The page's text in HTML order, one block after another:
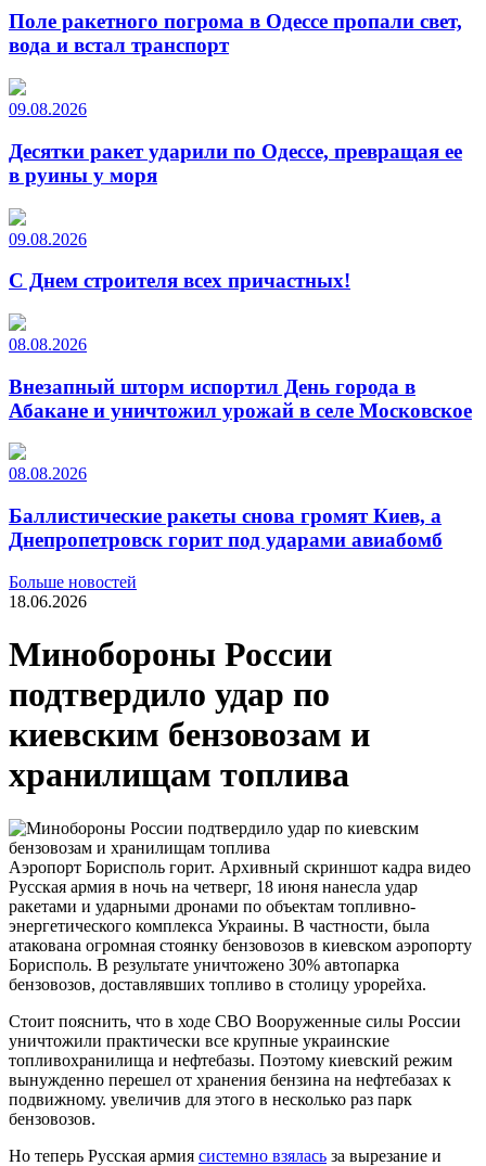
Поле ракетного погрома в Одессе пропали свет,
вода и встал транспорт
09.08.2026
Десятки ракет ударили по Одессе, превращая ее
в руины у моря
09.08.2026
С Днем строителя всех причастных!
08.08.2026
Внезапный шторм испортил День города в
Абакане и уничтожил урожай в селе Московское
08.08.2026
Баллистические ракеты снова громят Киев, а
Днепропетровск горит под ударами авиабомб
Больше новостей
18.06.2026
Минобороны России
подтвердило удар по
киевским бензовозам и
хранилищам топлива
Аэропорт Борисполь горит. Архивный скриншот кадра видео
Русская армия в ночь на четверг, 18 июня нанесла удар
ракетами и ударными дронами по объектам топливно-
энергетического комплекса Украины. В частности, была
атакована огромная стоянку бензовозов в киевском аэропорту
Борисполь. В результате уничтожено 30% автопарка
бензовозов, доставлявших топливо в столицу урорейха.
Стоит пояснить, что в ходе СВО Вооруженные силы России
уничтожили практически все крупные украинские
топливохранилища и нефтебазы. Поэтому киевский режим
вынужденно перешел от хранения бензина на нефтебазах к
подвижному. увеличив для этого в несколько раз парк
бензовозов.
Но теперь Русская армия системно взялась за вырезание и